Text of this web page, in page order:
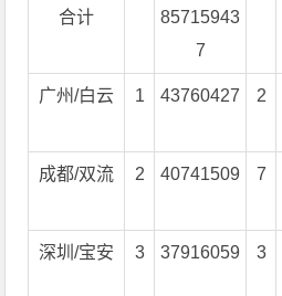
合计
85715943
7
广州/白云 1 43760427 2
成都/双流 2 40741509 7
深圳/宝安 3 37916059 3